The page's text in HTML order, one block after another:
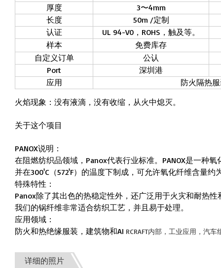
厚度
3〜4mm
长度
50m /定制
认证
UL 94-V0，ROHS，触及等。
样本
免费库存
自定义订单
公认
Port
深圳港
应用
防火隔热
火焰现象：没有液滴，没有收缩，从火中熄灭。
关于这个项目
PANOX说明：
在阻燃纺织品领域，Panox代表行业标准。PANOX是一种
并在300'C（572'F）的温度下制成，可允许氧化纤维含量约
特殊特性：
Panox除了其出色的热稳定性外，还广泛用于火灾和耐热
我们的锅纤维非常适合纺织工艺，并且易于处理。
应用领域：
防火和热绝缘服装，建筑物和AI RCRAFT内部，工业应用，汽
详细的照片